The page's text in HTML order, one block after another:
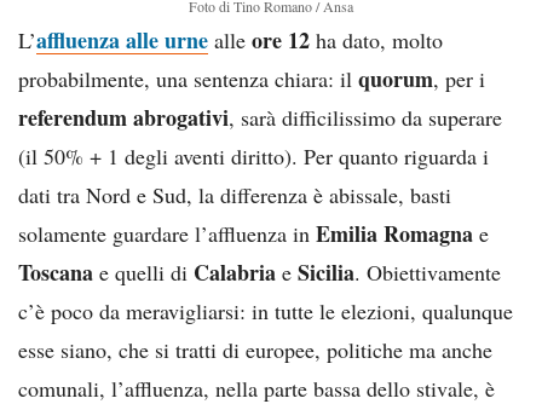
Foto di Tino Romano / Ansa
L’affluenza alle urne alle ore 12 ha dato, molto
probabilmente, una sentenza chiara: il quorum, per i
referendum abrogativi, sarà difficilissimo da superare
(il 50% + 1 degli aventi diritto). Per quanto riguarda i
dati tra Nord e Sud, la differenza è abissale, basti
solamente guardare l’affluenza in Emilia Romagna e
Toscana e quelli di Calabria e Sicilia. Obiettivamente
c’è poco da meravigliarsi: in tutte le elezioni, qualunque
esse siano, che si tratti di europee, politiche ma anche
comunali, l’affluenza, nella parte bassa dello stivale, è